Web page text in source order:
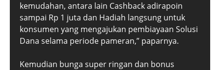
kemudahan, antara lain Cashback adirapoin
sampai Rp 1 juta dan Hadiah langsung untuk
konsumen yang mengajukan pembiayaan Solusi
Dana selama periode pameran,” paparnya.
Kemudian bunga super ringan dan bonus